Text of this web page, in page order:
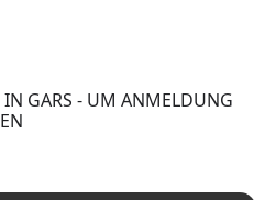
GARS - UM ANMELDUNG